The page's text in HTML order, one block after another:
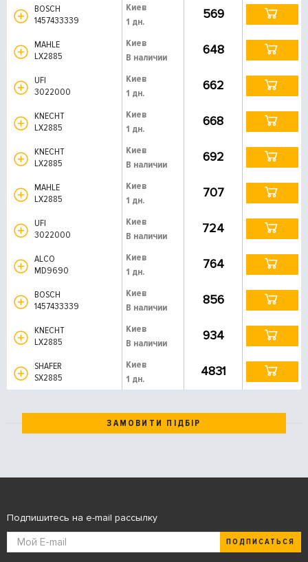
BOSCH
1457433339
Киев
1 дн.
569
MAHLE
LX2885
Киев
В наличии
648
UFI
3022000
Киев
1 дн.
662
KNECHT
LX2885
Киев
1 дн.
668
KNECHT
LX2885
Киев
В наличии
692
MAHLE
LX2885
Киев
1 дн.
707
UFI
3022000
Киев
В наличии
724
ALCO
MD9690
Киев
1 дн.
764
BOSCH
1457433339
Киев
В наличии
856
KNECHT
LX2885
Киев
В наличии
934
SHAFER
SX2885
Киев
1 дн.
4831
ЗАМОВИТИ ПІДБІР
Подпишитесь на e-mail рассылку
ПОДПИСАТЬСЯ